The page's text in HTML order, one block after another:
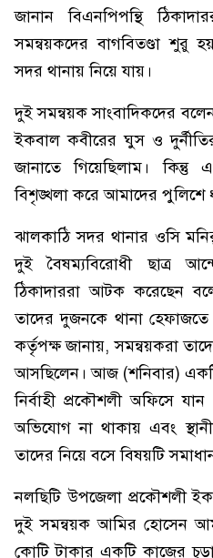
জানান বিএনপিপন্থি
সমন্বয়কদের বাগবিতণ্ডা শুরু
সদর থানায় নিয়ে যায়।
দুই সমন্বয়ক সাংবাদিকদের
ইকবাল কবীরের ঘুস ও
জানাতে গিয়েছিলাম। কিন্তু
বিশৃঙ্খলা করে আমাদের পুলিশে
ঝালকাঠি সদর থানার ওসি
দুই বৈষম্যবিরোধী ছাত্র
ঠিকাদাররা আটক করেছেন
তাদের দুজনকে থানা
কর্তৃপক্ষ জানায়, সমন্বয়করা
আসছিলেন। আজ (শনিবার)
নির্বাহী প্রকৌশলী অফিসে
অভিযোগ না থাকায় এবং
তাদের নিয়ে বসে বিষয়টি
নলছিটি উপজেলা প্রকৌশলী
দুই সমন্বয়ক আমির হোসেন
কোটি টাকার একটি কাজের